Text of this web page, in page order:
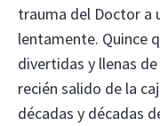
trauma del Doctor a
lentamente. Quince
divertidas y llenas
recién salido de la
décadas y décadas